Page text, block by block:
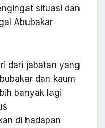
situasi dan
Abubakar
dari jabatan yang
dan kaum
banyak lagi
di hadapan